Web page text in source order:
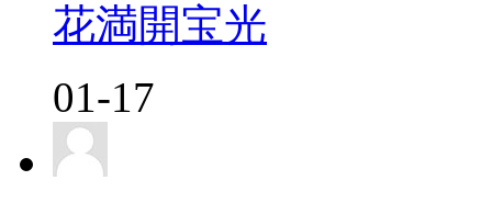
花満開宝光
01-17